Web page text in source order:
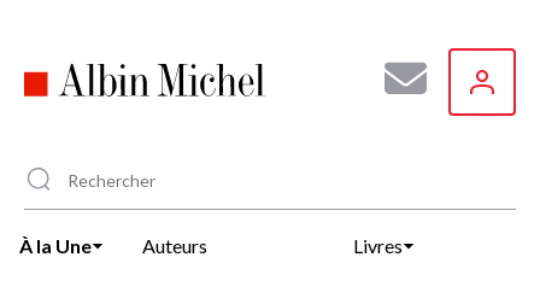
principal
À la Une Auteurs Livres